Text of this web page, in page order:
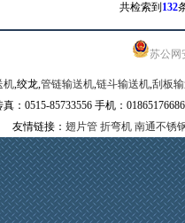
共检索到 132
苏公网
机,绞龙,管链输送机,链斗输送机,刮板
真：0515-85733556 手机：
友情链接： 翅片管 折弯机 南通不锈